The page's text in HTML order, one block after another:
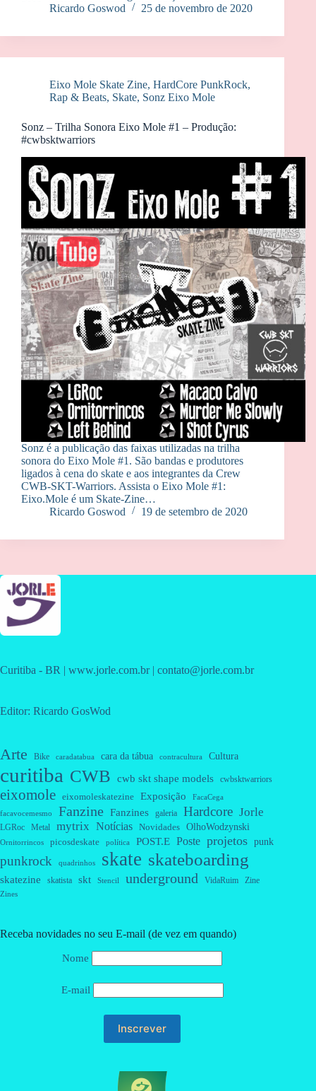
Ricardo Goswod
25 de novembro de 2020
Eixo Mole Skate Zine, HardCore PunkRock,
Rap & Beats, Skate, Sonz Eixo Mole
Sonz – Trilha Sonora Eixo Mole #1 – Produção:
#cwbsktwarriors
Sonz é a publicação das faixas utilizadas na trilha
sonora do Eixo Mole #1. São bandas e produtores
ligados à cena do skate e aos integrantes da Crew
CWB-SKT-Warriors. Assista o Eixo Mole #1:
Eixo.Mole é um Skate-Zine…
Ricardo Goswod
19 de setembro de 2020
Curitiba - BR | www.jorle.com.br | contato@jorle.com.br
Editor: Ricardo GosWod
Arte Bike caradatabua cara da tábua contracultura Cultura
curitiba CWB cwb skt shape models cwbsktwarriors
eixomole eixomoleskatezine Exposição FacaCega
facavocemesmo Fanzine Fanzines galeria Hardcore Jorle
LGRoc Metal mytrix Notícias Novidades OlhoWodzynski
Ornitorrincos picosdeskate política POST.E Poste projetos punk
punkrock quadrinhos skate skateboarding
skatezine skatista skt Stencil underground VidaRuim Zine
Zines
Receba novidades no seu E-mail (de vez em quando)
Nome
E-mail